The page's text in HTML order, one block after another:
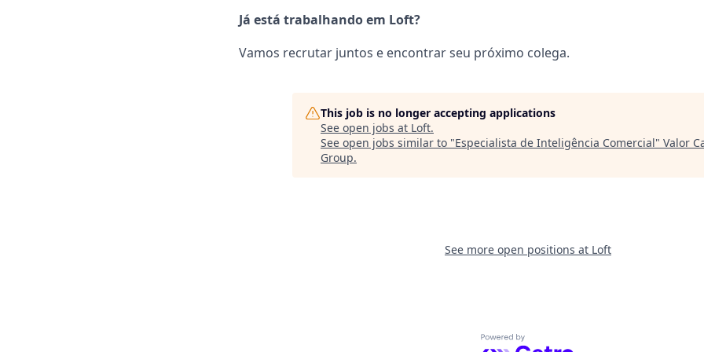
Já está trabalhando em Loft?
Vamos recrutar juntos e encontrar seu próximo colega.
This job is no longer accepting applications
See open jobs at Loft.
See open jobs similar to "Especialista de Inteligência Comercial" Valor
Group.
See more open positions at Loft
Powered by Getro.com